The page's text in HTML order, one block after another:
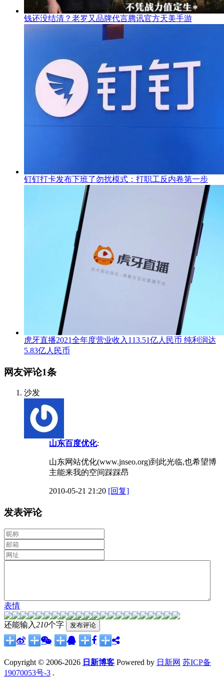
钱还没结清？老罗又品牌代言腾讯官方天美手游
钉钉打卡发布下班了勿扰模式：打职工反内卷第一步
虎牙直播2021全年度营业收入113.51亿人民币 纯利润达
5.83亿人民币
网友评论1条
沙发
山东百度优化:
山东网站优化(www.jnseo.org)到此光临,也希望博
主能来我的空间踩踩昂
2010-05-21 21:20 [回复]
发表评论
表情
还能输入210个字
Copyright © 2006-2026 日新博客 Powered by 日新网 苏ICP备
19070053号-3 .